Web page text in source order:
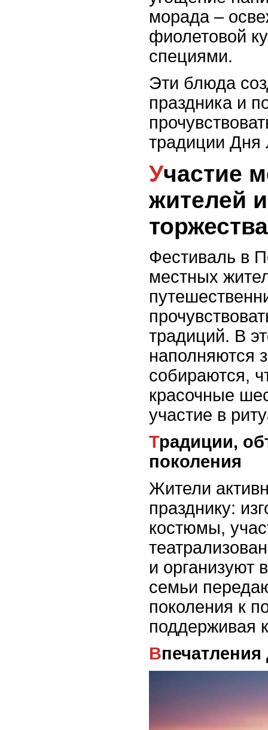
морада –
фиолетовой
специями.
Эти блюда
праздника и
традиции Дня
Участие местных
жителей
Фестиваль в
местных
традиций. В
наполняются
собираются,
красочные
участие в
Традиции, объединяющие
поколения
Жители
празднику:
костюмы,
и организуют
семьи
поколения к
поддерживая